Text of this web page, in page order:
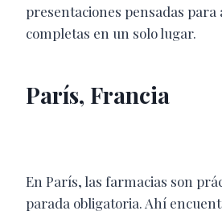
presentaciones pensadas
completas en un solo lugar.
París, Francia
En París, las farmacias son
parada obligatoria. Ahí